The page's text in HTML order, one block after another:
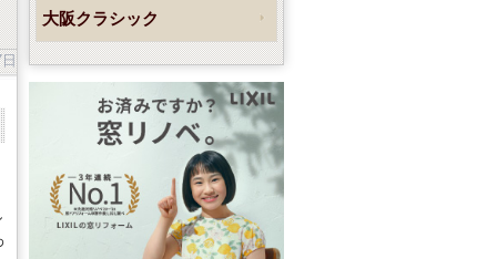
大阪クラシック